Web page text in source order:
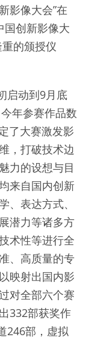
影像大会”在
国创新影像大
的颁授仪
启动到9月底
年参赛作品数
了大赛激发影
，打破技术边
力的设想与目
来自国内创新
、表达方式、
潜力等诸多方
术性等进行全
、高质量的专
映射出国内影
对全部六个赛
332部获奖作
246部，虚拟